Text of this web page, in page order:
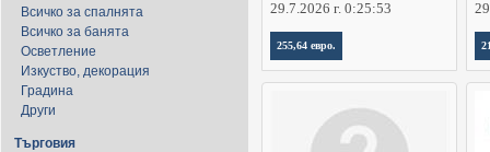
Всичко за спалнята
Всичко за банята
Осветление
Изкуство, декорация
Градина
Други
Търговия
29.7.2026 г. 0:25:53
255,64 евро.